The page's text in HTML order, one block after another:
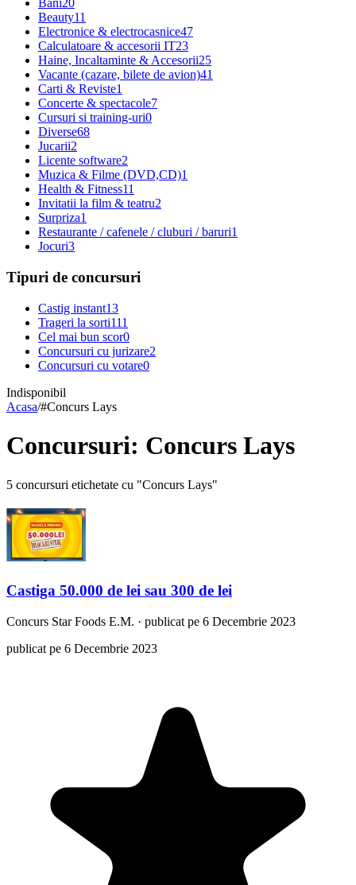
Bani20
Beauty11
Electronice & electrocasnice47
Calculatoare & accesorii IT23
Haine, Incaltaminte & Accesorii25
Vacante (cazare, bilete de avion)41
Carti & Reviste1
Concerte & spectacole7
Cursuri si training-uri0
Diverse68
Jucarii2
Licente software2
Muzica & Filme (DVD,CD)1
Health & Fitness11
Invitatii la film & teatru2
Surpriza1
Restaurante / cafenele / cluburi / baruri1
Jocuri3
Tipuri de concursuri
Castig instant13
Trageri la sorti111
Cel mai bun scor0
Concursuri cu jurizare2
Concursuri cu votare0
Indisponibil
Acasa/#Concurs Lays
Concursuri: Concurs Lays
5 concursuri etichetate cu "Concurs Lays"
Castiga 50.000 de lei sau 300 de lei
Concurs Star Foods E.M. · publicat pe 6 Decembrie 2023
publicat pe 6 Decembrie 2023